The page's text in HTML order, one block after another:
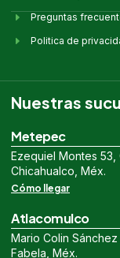
Preguntas
Politica de
Nuestras
Metepec
Ezequiel Montes 53,
Chicahualco, Méx.
Cómo llegar
Atlacomulco
Mario Colin
Fabela, Méx.